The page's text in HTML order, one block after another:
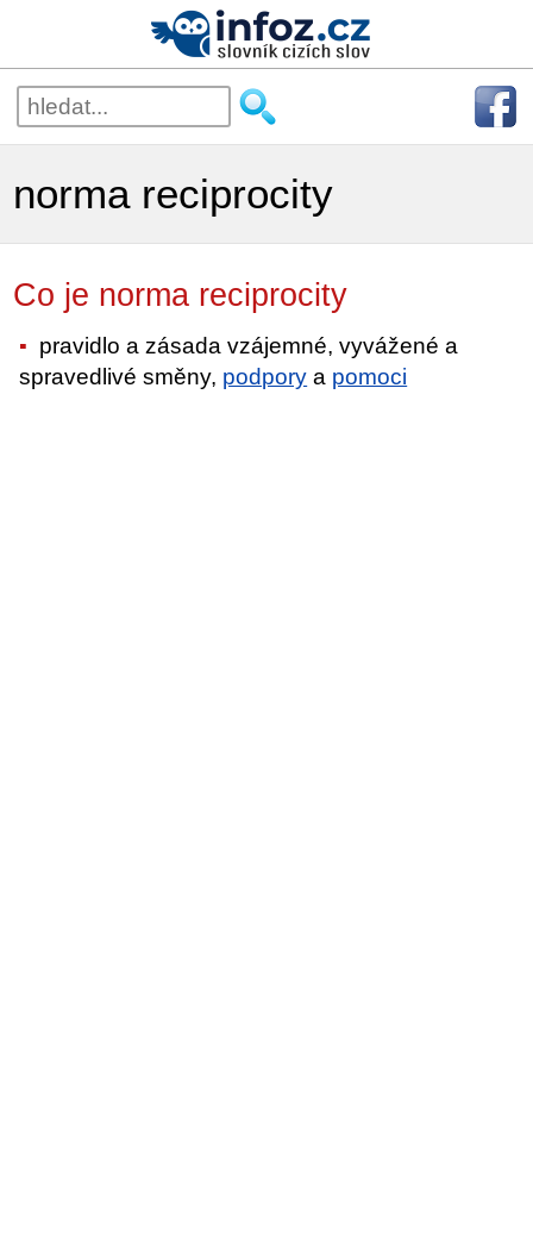
norma reciprocity
Co je norma reciprocity
pravidlo a zásada vzájemné, vyvážené a
spravedlivé směny, podpory a pomoci